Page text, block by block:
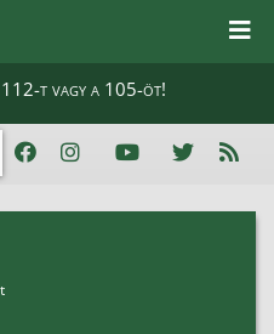
112-t vagy a 105-öt!
Szervezet